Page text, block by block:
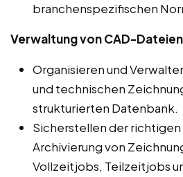
branchenspezifischen
Verwaltung von CAD-
Organisieren und
und technischen
strukturierten Datenbank.
Sicherstellen der richtigen
Archivierung von
Vollzeitjobs, Teilzeitjobs